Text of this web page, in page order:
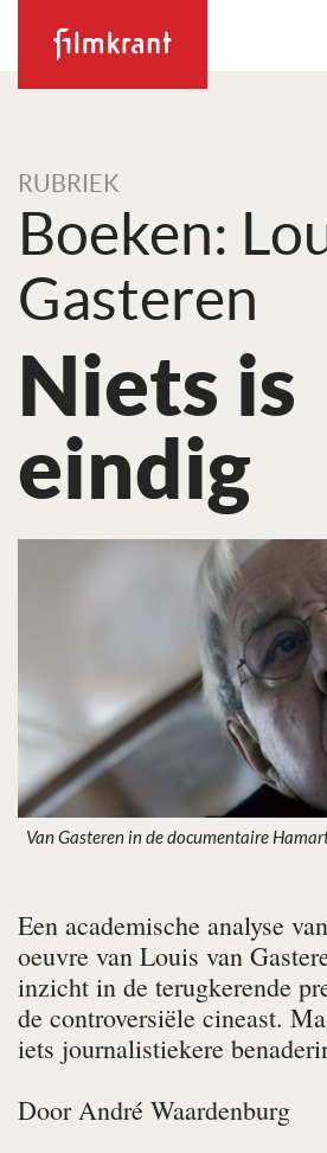
RUBRIEK
Boeken:
Gasteren
Niets is
eindig
Van Gasteren in de documentaire
Een academische analyse
oeuvre van Louis van
inzicht in de terugkerende
de controversiële cineast.
iets journalistiekere
DoorAndré Waardenburg